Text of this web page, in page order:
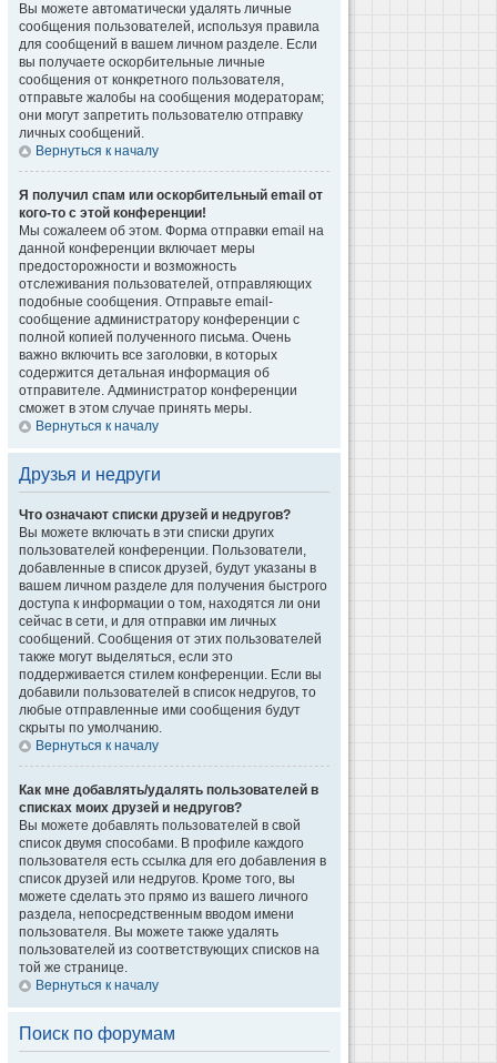
Вы можете автоматически удалять личные
сообщения пользователей, используя правила
для сообщений в вашем личном разделе. Если
вы получаете оскорбительные личные
сообщения от конкретного пользователя,
отправьте жалобы на сообщения модераторам;
они могут запретить пользователю отправку
личных сообщений.
Вернуться к началу
Я получил спам или оскорбительный email от
кого-то с этой конференции!
Мы сожалеем об этом. Форма отправки email на
данной конференции включает меры
предосторожности и возможность
отслеживания пользователей, отправляющих
подобные сообщения. Отправьте email-
сообщение администратору конференции с
полной копией полученного письма. Очень
важно включить все заголовки, в которых
содержится детальная информация об
отправителе. Администратор конференции
сможет в этом случае принять меры.
Вернуться к началу
Друзья и недруги
Что означают списки друзей и недругов?
Вы можете включать в эти списки других
пользователей конференции. Пользователи,
добавленные в список друзей, будут указаны в
вашем личном разделе для получения быстрого
доступа к информации о том, находятся ли они
сейчас в сети, и для отправки им личных
сообщений. Сообщения от этих пользователей
также могут выделяться, если это
поддерживается стилем конференции. Если вы
добавили пользователей в список недругов, то
любые отправленные ими сообщения будут
скрыты по умолчанию.
Вернуться к началу
Как мне добавлять/удалять пользователей в
списках моих друзей и недругов?
Вы можете добавлять пользователей в свой
список двумя способами. В профиле каждого
пользователя есть ссылка для его добавления в
список друзей или недругов. Кроме того, вы
можете сделать это прямо из вашего личного
раздела, непосредственным вводом имени
пользователя. Вы можете также удалять
пользователей из соответствующих списков на
той же странице.
Вернуться к началу
Поиск по форумам